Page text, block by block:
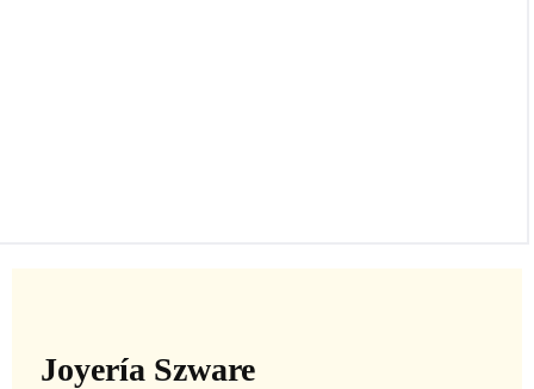
Joyería Szware